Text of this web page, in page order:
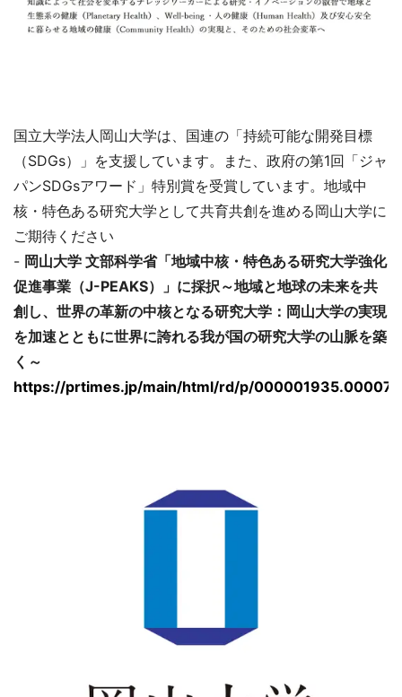
国立大学法人岡山大学は、国連の「持続可能な開発目標
（SDGs）」を支援しています。また、政府の第1回「ジャ
パンSDGsアワード」特別賞を受賞しています。地域中
核・特色ある研究大学として共育共創を進める岡山大学に
ご期待ください
- 岡山大学 文部科学省「地域中核・特色ある研究大学強化
促進事業（J-PEAKS）」に採択～地域と地球の未来を共
創し、世界の革新の中核となる研究大学：岡山大学の実現
を加速とともに世界に誇れる我が国の研究大学の山脈を築
く～
https://prtimes.jp/main/html/rd/p/